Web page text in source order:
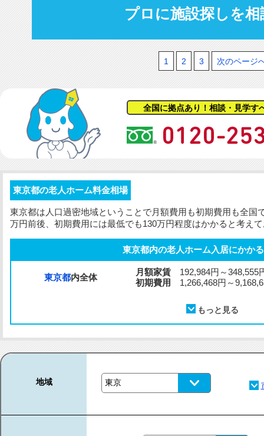
プロに施設探しを
1 2 3 次のページ
全国に拠点あり！相談・見学す
東京都の老人ホーム料金相場
東京都は人口過密地域ということで月額費用も初期費用 も全国
万円前後、 初期費用には最低でも130万円程度はかかると考え
東京都内の老人ホーム入居にかか
東京都内全体
月額家賃 192,984円～348,555
初期費用
1,266,468円～
地域